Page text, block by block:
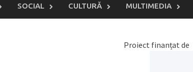
SOCIAL CULTURĂ MULTIMEDIA
Proiect finanțat de